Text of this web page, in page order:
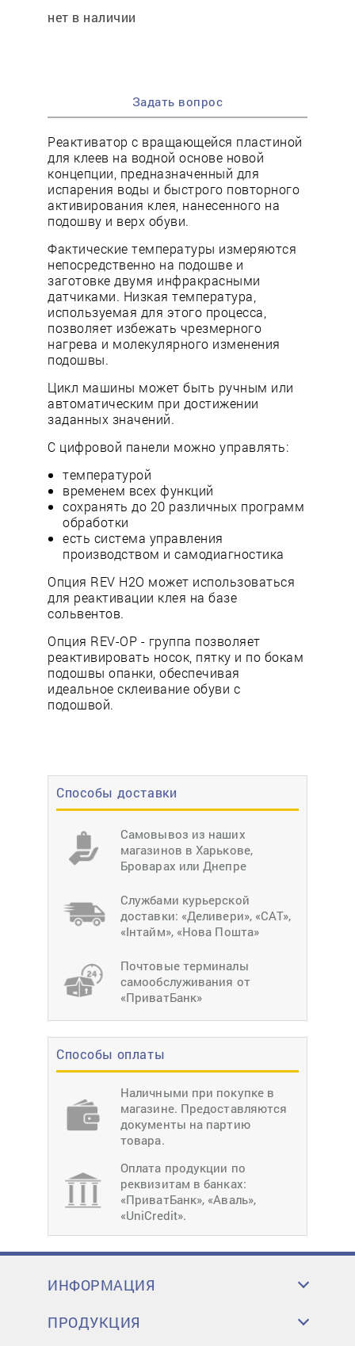
Способы доставки
Самовывоз из наших
магазинов в Харькове,
Броварах или Днепре
Службами курьерской
доставки: «Деливери», «САТ»,
«Інтайм», «Нова Пошта»
Почтовые терминалы
самообслуживания от
«ПриватБанк»
Способы оплаты
Наличными при покупке в
магазине. Предоставляются
документы на партию
товара.
Оплата продукции по
реквизитам в банках:
«ПриватБанк», «Аваль»,
«UniCredit».
нет в наличии
Задать вопрос
Реактиватор с вращающейся пластиной
для клеев на водной основе новой
концепции, предназначенный для
испарения воды и быстрого повторного
активирования клея, нанесенного на
подошву и верх обуви.
Фактические температуры измеряются
непосредственно на подошве и
заготовке двумя инфракрасными
датчиками. Низкая температура,
используемая для этого процесса,
позволяет избежать чрезмерного
нагрева и молекулярного изменения
подошвы.
Цикл машины может быть ручным или
автоматическим при достижении
заданных значений.
С цифровой панели можно управлять:
температурой
временем всех функций
сохранять до 20 различных программ
обработки
есть система управления
производством и самодиагностика
Опция REV H2O может использоваться
для реактивации клея на базе
сольвентов.
Опция REV-OP - группа позволяет
реактивировать носок, пятку и по бокам
подошвы опанки, обеспечивая
идеальное склеивание обуви с
подошвой.
ИНФОРМАЦИЯ
ПРОДУКЦИЯ